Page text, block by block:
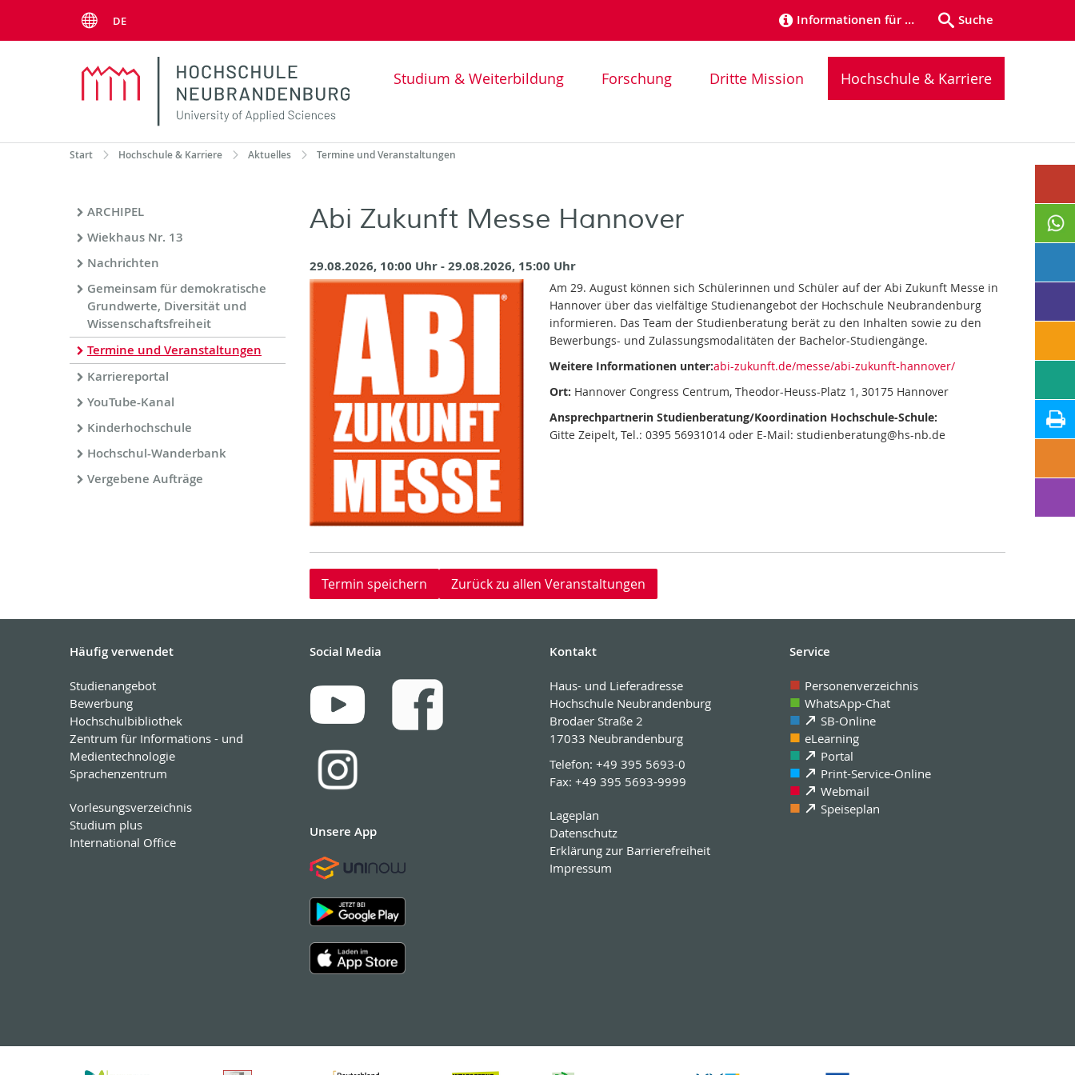
DE Informationen für … Suche
Studium & Weiterbildung Forschung Dritte Mission Hochschule & Karriere
Start Hochschule & Karriere Aktuelles Termine und Veranstaltungen
ARCHIPEL
Wiekhaus Nr. 13
Nachrichten
Gemeinsam für demokratische
Grundwerte, Diversität und
Wissenschaftsfreiheit
Termine und Veranstaltungen
Karriereportal
YouTube-Kanal
Kinderhochschule
Hochschul-Wanderbank
Vergebene Aufträge
Abi Zukunft Messe Hannover
29.08.2026, 10:00 Uhr - 29.08.2026, 15:00 Uhr
Am 29. August können sich Schülerinnen und Schüler auf der Abi Zukunft Messe in
Hannover über das vielfältige Studienangebot der Hochschule Neubrandenburg
informieren. Das Team der Studienberatung berät zu den Inhalten sowie zu den
Bewerbungs- und Zulassungsmodalitäten der Bachelor-Studiengänge.
Weitere Informationen unter:abi-zukunft.de/messe/abi-zukunft-hannover/
Ort: Hannover Congress Centrum, Theodor-Heuss-Platz 1, 30175 Hannover
Ansprechpartnerin Studienberatung/Koordination Hochschule-Schule:
Gitte Zeipelt, Tel.: 0395 56931014 oder E-Mail: studienberatung@hs-nb.de
Termin speichern Zurück zu allen Veranstaltungen
Häufig verwendet
Studienangebot
Bewerbung
Hochschulbibliothek
Zentrum für Informations - und
Medientechnologie
Sprachenzentrum
Vorlesungsverzeichnis
Studium plus
International Office
Social Media
Unsere App
Kontakt
Haus- und Lieferadresse
Hochschule Neubrandenburg
Brodaer Straße 2
17033 Neubrandenburg
Telefon: +49 395 5693-0
Fax: +49 395 5693-9999
Lageplan
Datenschutz
Erklärung zur Barrierefreiheit
Impressum
Service
Personenverzeichnis
WhatsApp-Chat
SB-Online
eLearning
Portal
Print-Service-Online
Webmail
Speiseplan